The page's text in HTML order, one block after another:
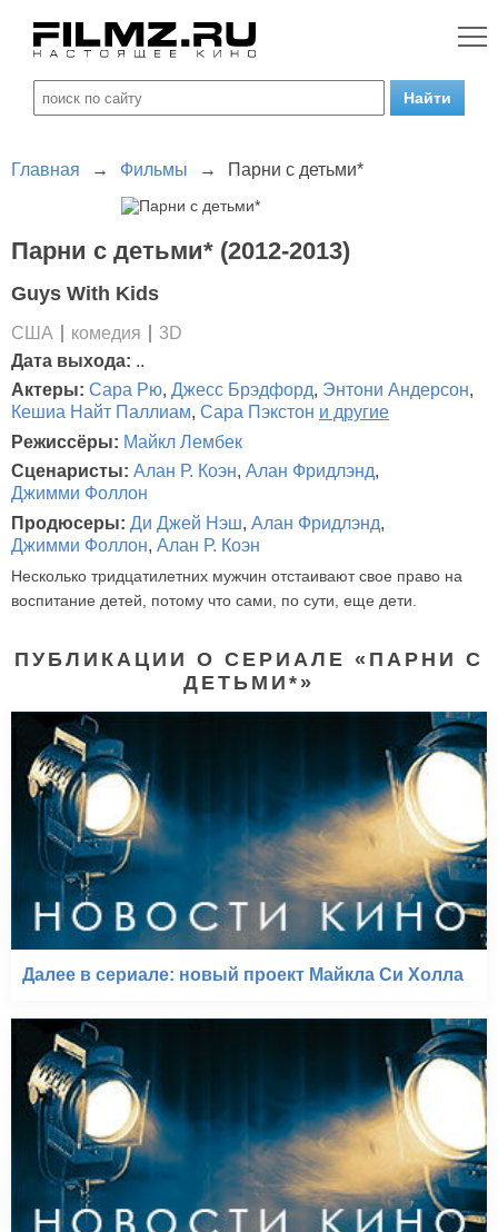
Главная → Фильмы → Парни с детьми*
Парни с детьми* (2012-2013)
Guys With Kids
США комедия
3D
Дата выхода: ..
Актеры: Сара Рю, Джесс Брэдфорд, Энтони Андерсон,
Кешиа Найт Паллиам, Сара Пэкстон и другие
Режиссёры: Майкл Лембек
Сценаристы: Алан Р. Коэн, Алан Фридлэнд,
Джимми Фоллон
Продюсеры: Ди Джей Нэш, Алан Фридлэнд,
Джимми Фоллон, Алан Р. Коэн
Несколько тридцатилетних мужчин отстаивают свое право на
воспитание детей, потому что сами, по сути, еще дети.
ПУБЛИКАЦИИ О СЕРИАЛЕ «ПАРНИ С
ДЕТЬМИ*»
Далее в сериале: новый проект Майкла Си Холла